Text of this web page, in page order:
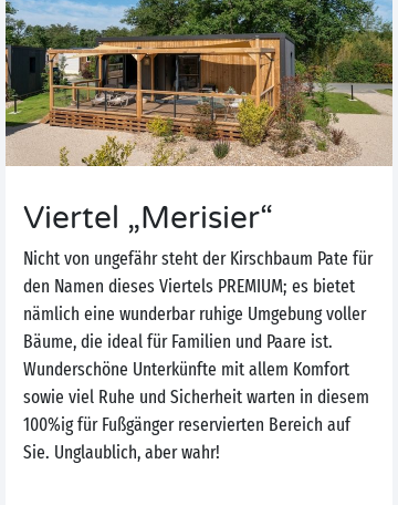
Viertel „Merisier“
Nicht von ungefähr steht der Kirschbaum Pate für
den Namen dieses Viertels PREMIUM; es bietet
nämlich eine wunderbar ruhige Umgebung voller
Bäume, die ideal für Familien und Paare ist.
Wunderschöne Unterkünfte mit allem Komfort
sowie viel Ruhe und Sicherheit warten in diesem
100%ig für Fußgänger reservierten Bereich auf
Sie. Unglaublich, aber wahr!